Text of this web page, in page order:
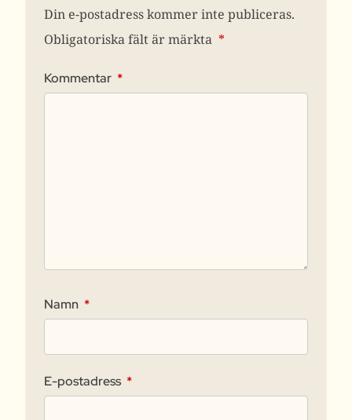
Din e-postadress kommer inte publiceras.
Obligatoriska fält är märkta *
Kommentar *
Namn *
E-postadress *